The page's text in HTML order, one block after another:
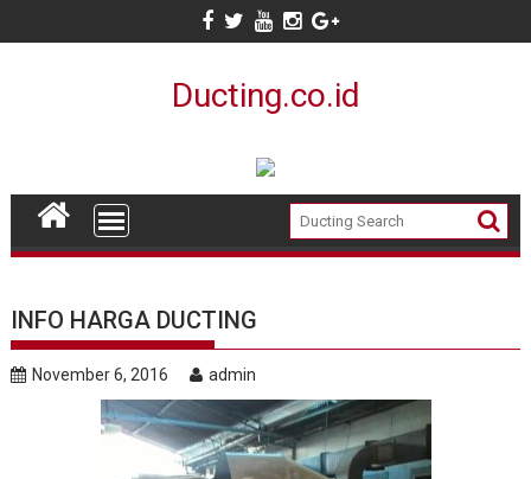
k
Ducting.co.id
INFO HARGA DUCTING
November 6, 2016 admin